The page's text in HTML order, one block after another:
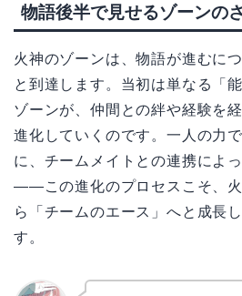
物語後半で見せるゾーンの
火神のゾーンは、物語が進むに
と到達します。当初は単なる「
ゾーンが、仲間との絆や経験を
進化していくのです。一人の力
に、チームメイトとの連携によ
——この進化のプロセスこそ、
ら「チームのエース」へと成長
す。